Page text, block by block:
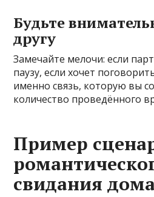
Будьте
другу
Замечайте мелочи: если
паузу, если хочет
именно связь, которую вы
количество проведённого
Пример
свидания дома